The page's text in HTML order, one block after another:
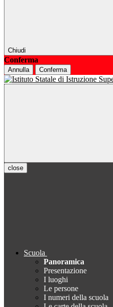
Chiudi
Conferma
Annulla Conferma
close
Scuola
Panoramica
Presentazione
I luoghi
Le persone
I numeri della scuola